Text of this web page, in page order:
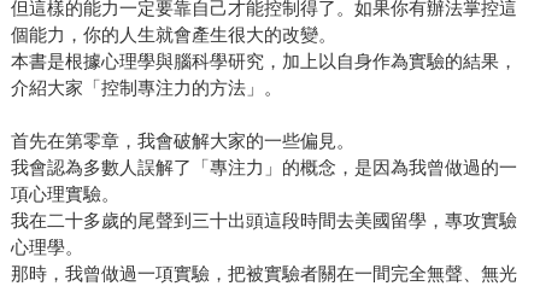
但這樣的能力一定要靠自己才能控制得了。如果你有辦法掌控這
個能力，你的人生就會產生很大的改變。
本書是根據心理學與腦科學研究，加上以自身作為實驗的結果，
介紹大家「控制專注力的方法」。
首先在第零章，我會破解大家的一些偏見。
我會認為多數人誤解了「專注力」的概念，是因為我曾做過的一
項心理實驗。
我在二十多歲的尾聲到三十出頭這段時間去美國留學，專攻實驗
心理學。
那時，我曾做過一項實驗，把被實驗者關在一間完全無聲、無光